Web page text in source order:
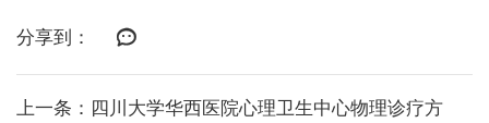
分享到：
上一条：四川大学华西医院心理卫生中心物理诊疗方